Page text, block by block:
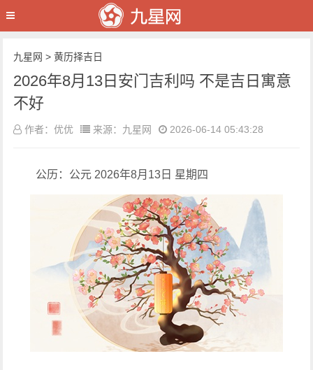
九星网 >黄历择吉日
2026年8月13日安门吉利吗 不是吉日寓意
不好
作者：优优 来源：九星网 2026-06-14 05:43:28
公历：公元 2026年8月13日 星期四